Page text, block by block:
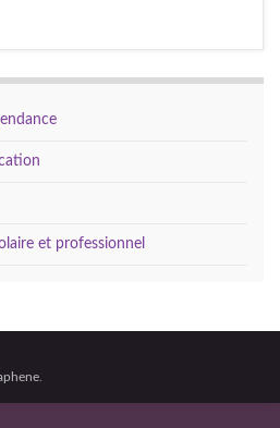
et professionnel